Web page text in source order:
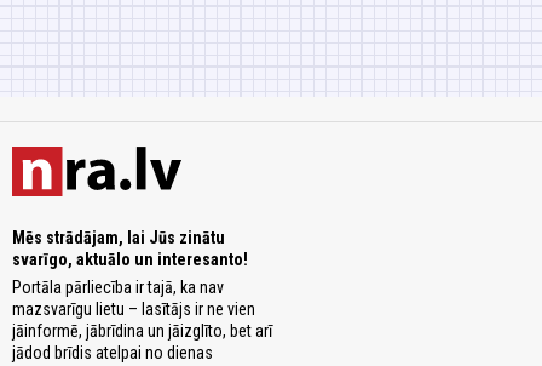
Mēs strādājam, lai Jūs zinātu
svarīgo, aktuālo un interesanto!
Portāla pārliecība ir tajā, ka nav
mazsvarīgu lietu – lasītājs ir ne vien
jāinformē, jābrīdina un jāizglīto, bet arī
jādod brīdis atelpai no dienas